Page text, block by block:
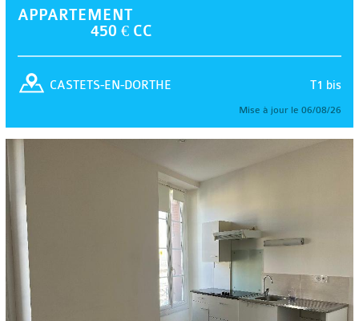
APPARTEMENT
450 € CC
T1 bis
CASTETS-EN-DORTHE
Mise à jour le 06/08/26